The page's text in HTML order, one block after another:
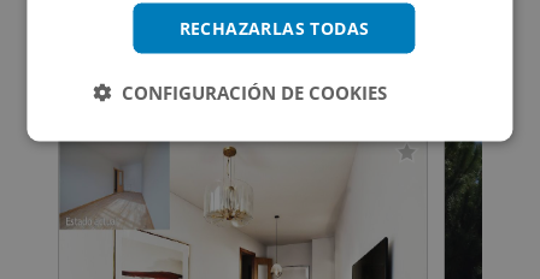
RECHAZARLAS TODAS
CONFIGURACIÓN DE COOKIES